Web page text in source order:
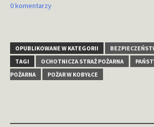
0 komentarzy
OPUBLIKOWANE W KATEGORII
TAGI
OCHOTNICZA STRAŻ POŻARNA
POŻARNA
POŻAR W KOBYŁCE